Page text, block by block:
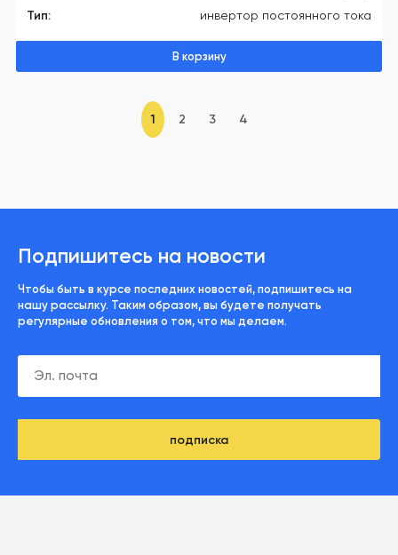
Тип: инвертор постоянного тока
В корзину
1 2 3 4
Подпишитесь на новости
Чтобы быть в курсе последних новостей, подпишитесь на
нашу рассылку. Таким образом, вы будете получать
регулярные обновления о том, что мы делаем.
подписка